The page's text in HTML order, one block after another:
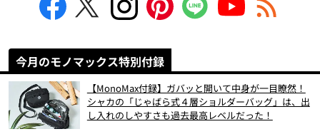
今月のモノマックス特別付録
【MonoMax付録】ガバッと開いて中身が一目瞭然！
シャカの「じゃばら式４層ショルダーバッグ」は、出
し入れのしやすさも過去最高レベルだった！